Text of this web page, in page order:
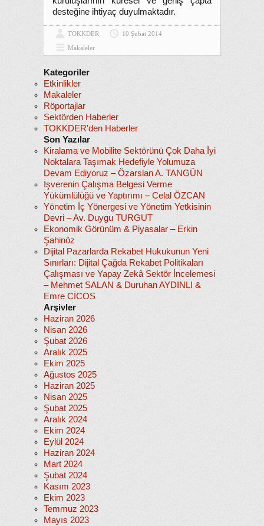
desteğine ihtiyaç duyulmaktadır.
TOKKDER
10 Şubat 2014
Makaleler
Kategoriler
Etkinlikler
Makaleler
Röportajlar
Sektörden Haberler
TOKKDER'den Haberler
Son Yazılar
Kiralama ve Mobilite Sektörünü Çok Daha İyi
Noktalara Taşımak Hedefiyle Yolumuza
Devam Ediyoruz – Özarslan A. TANGÜN
İşverenin Çalışma Belgesi Verme
Yükümlülüğü ve Yaptırımı – Celal ÖZCAN
Yönetim İç Yönergesi ve Yönetim Yetkisinin
Devri – Av. Duygu TURGUT
Ekonomik Görünüm & Piyasalar – Erkin
Şahinöz
Dijital Pazarlarda Rekabet Hukukunun Yeni
Sınırları: Dijital Çağda Rekabet Politikaları
Çalışması ve Yapay Zekâ Sektör İncelemesi
– Mehmet SALAN & Duruhan AYDINLI &
Emre CİCOS
Arşivler
Haziran 2026
Nisan 2026
Şubat 2026
Aralık 2025
Ekim 2025
Ağustos 2025
Haziran 2025
Nisan 2025
Şubat 2025
Aralık 2024
Ekim 2024
Eylül 2024
Haziran 2024
Mart 2024
Şubat 2024
Kasım 2023
Ekim 2023
Temmuz 2023
Mayıs 2023